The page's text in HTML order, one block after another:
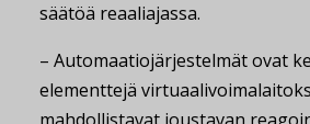
säätöä reaaliajassa.
– Automaatiojärjestelmät ovat
elementtejä